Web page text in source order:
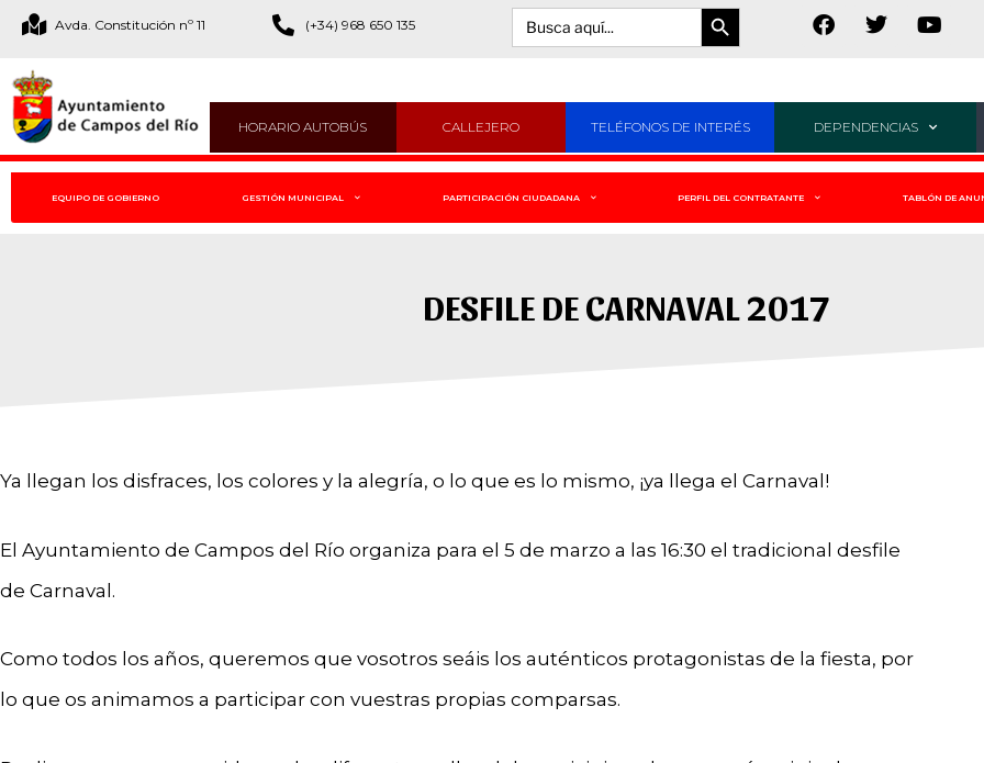
Avda. Constitución nº 11 (+34) 968 650 135 Buscar:
Botón de búsqueda
HORARIO AUTOBÚS CALLEJERO TELÉFONOS DE INTERÉS DEPENDENCIAS
EQUIPO DE GOBIERNO GESTIÓN MUNICIPAL PARTICIPACIÓN CIUDADANA PERFIL DEL CONTRATANTE TABLÓN DE
DESFILE DE CARNAVAL 2017
Ya llegan los disfraces, los colores y la alegría, o lo que es lo mismo, ¡ya llega el Carnaval!
El Ayuntamiento de Campos del Río organiza para el 5 de marzo a las 16:30 el tradicional desfile
de Carnaval.
Como todos los años, queremos que vosotros seáis los auténticos protagonistas de la fiesta, por
lo que os animamos a participar con vuestras propias comparsas.